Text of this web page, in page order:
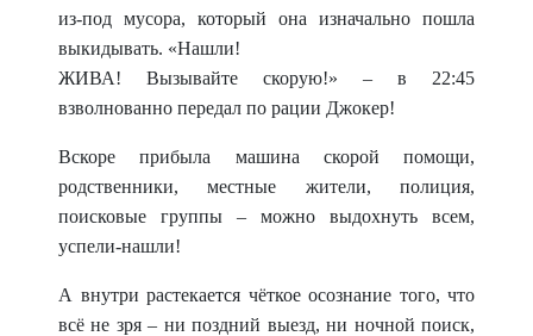
из-под мусора, который она изначально пошла
выкидывать. «Нашли!
ЖИВА! Вызывайте скорую!» – в 22:45
взволнованно передал по рации Джокер!
Вскоре прибыла машина скорой помощи,
родственники, местные жители, полиция,
поисковые группы – можно выдохнуть всем,
успели-нашли!
А внутри растекается чёткое осознание того, что
всё не зря – ни поздний выезд, ни ночной поиск,